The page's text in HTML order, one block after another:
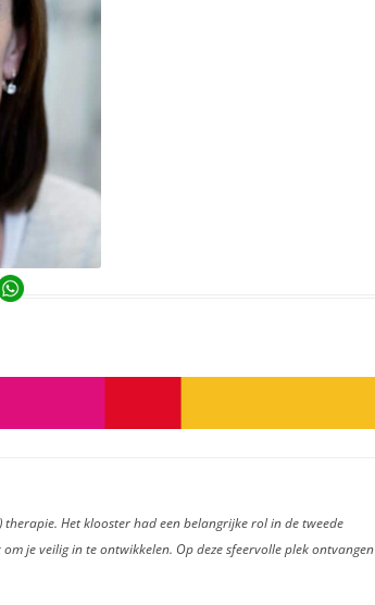
Het klooster had een belangrijke rol in de tweede
je veilig in te ontwikkelen. Op deze sfeervolle plek ontvangen